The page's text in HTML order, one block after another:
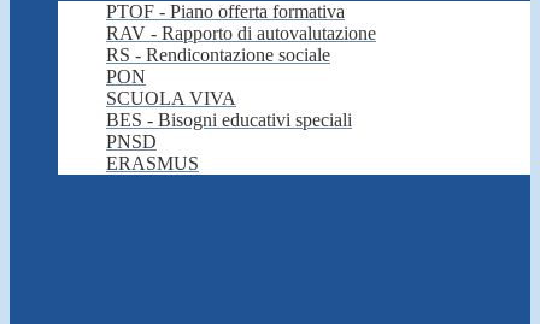
PTOF - Piano offerta formativa
RAV - Rapporto di autovalutazione
RS - Rendicontazione sociale
PON
SCUOLA VIVA
BES - Bisogni educativi speciali
PNSD
ERASMUS